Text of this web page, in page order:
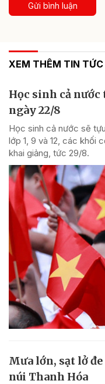
Gửi bình luận
XEM THÊM TIN TỨC
Học sinh cả
ngày 22/8
Học sinh cả nước sẽ
lớp 1, 9 và 12, các khối
khai giảng, tức 29/8.
Mưa lớn, sạt lở
núi Thanh Hóa